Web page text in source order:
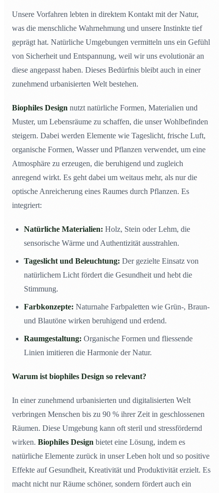
Unsere Vorfahren lebten in direktem Kontakt mit der Natur,
was die menschliche Wahrnehmung und unsere Instinkte tief
geprägt hat. Natürliche Umgebungen vermitteln uns ein Gefühl
von Sicherheit und Entspannung, weil wir uns evolutionär an
diese angepasst haben. Dieses Bedürfnis bleibt auch in einer
zunehmend urbanisierten Welt bestehen.
Biophiles Design nutzt natürliche Formen, Materialien und
Muster, um Lebensräume zu schaffen, die unser Wohlbefinden
steigern. Dabei werden Elemente wie Tageslicht, frische Luft,
organische Formen, Wasser und Pflanzen verwendet, um eine
Atmosphäre zu erzeugen, die beruhigend und zugleich
anregend wirkt. Es geht dabei um weitaus mehr, als nur die
optische Anreicherung eines Raumes durch Pflanzen. Es
integriert:
Natürliche Materialien: Holz, Stein oder Lehm, die
sensorische Wärme und Authentizität ausstrahlen.
Tageslicht und Beleuchtung: Der gezielte Einsatz von
natürlichem Licht fördert die Gesundheit und hebt die
Stimmung.
Farbkonzepte: Naturnahe Farbpaletten wie Grün-, Braun-
und Blautöne wirken beruhigend und erdend.
Raumgestaltung: Organische Formen und fliessende
Linien imitieren die Harmonie der Natur.
Warum ist biophiles Design so relevant?
In einer zunehmend urbanisierten und digitalisierten Welt
verbringen Menschen bis zu 90 % ihrer Zeit in geschlossenen
Räumen. Diese Umgebung kann oft steril und stressfördernd
wirken. Biophiles Design bietet eine Lösung, indem es
natürliche Elemente zurück in unser Leben holt und so positive
Effekte auf Gesundheit, Kreativität und Produktivität erzielt. Es
macht nicht nur Räume schöner, sondern fördert auch ein